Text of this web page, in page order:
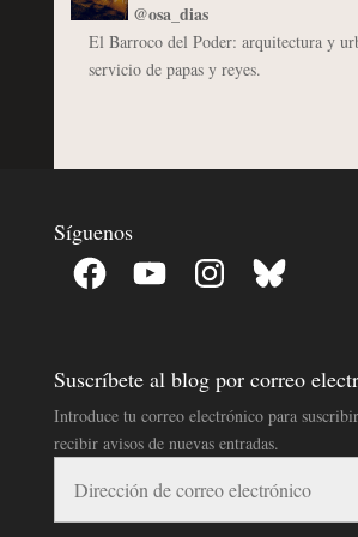
@osa_dias
El Barroco del Poder: arquitectura y
servicio de papas y reyes.
Síguenos
Facebook YouTube InstagramBluesky
Suscríbete al blog por correo
Introduce tu correo electrónico para
recibir avisos de nuevas entradas.
correo